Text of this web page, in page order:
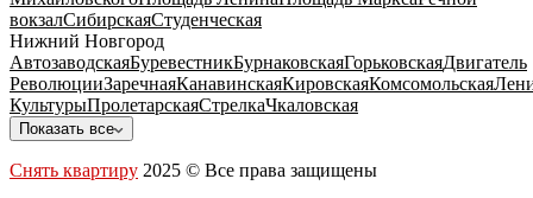
вокзалСибирскаяСтуденческая
Нижний Новгород
АвтозаводскаяБуревестникБурнаковскаяГорьковскаяДвигатель
РеволюцииЗаречнаяКанавинскаяКировскаяКомсомольская
КультурыПролетарскаяСтрелкаЧкаловская
Показать все
Снять квартиру 2025 © Все права защищены